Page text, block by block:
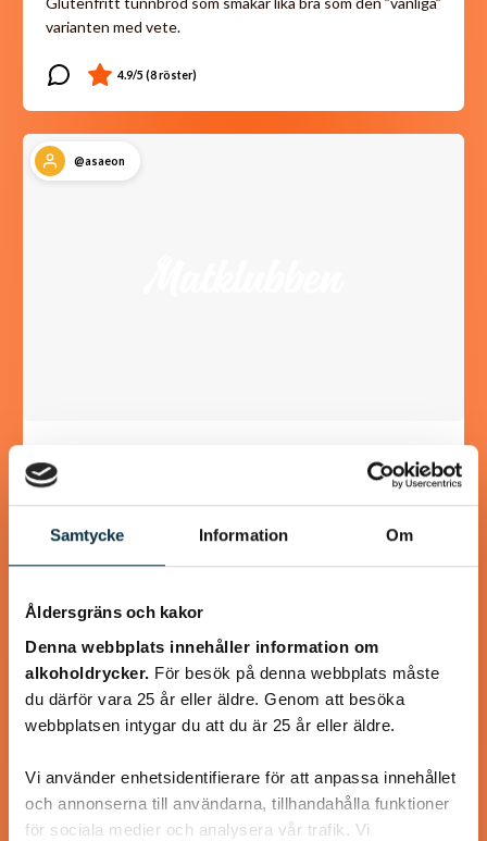
Samtycke Information Om
Åldersgräns och kakor
Denna webbplats innehåller information om
alkoholdrycker. För besök på denna webbplats måste
du därför vara 25 år eller äldre. Genom att besöka
webbplatsen intygar du att du är 25 år eller äldre.
Vi använder enhetsidentifierare för att anpassa innehållet
och annonserna till användarna, tillhandahålla funktioner
för sociala medier och analysera vår trafik. Vi
varianten med vete.
@asaeon
Glutenfria och mättande
pannkakor
Detta recept innehåller mer ägg än ett vanligt
pannkaksrecept, eftersom det mättar mer och eftersom
@linux222